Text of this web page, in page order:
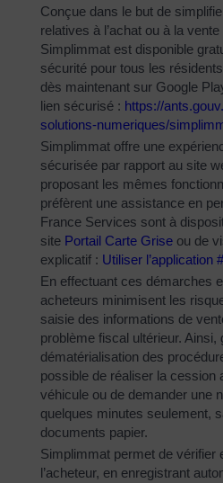
Conçue dans le but de
relatives à l’achat ou à la
Simplimmat est disponible
sécurité pour tous les
dès maintenant sur Google
lien sécurisé : https://
solutions-numeriques/
Simplimmat offre une
sécurisée par rapport au site
proposant les mêmes
préfèrent une assistance en
France Services sont à
site Portail Carte Grise ou de
explicatif : Utiliser l’application
En effectuant ces démarches
acheteurs minimisent les
saisie des informations de
problème fiscal ultérieur. Ainsi,
dématérialisation des
possible de réaliser la cession
véhicule ou de demander une
quelques minutes seulement,
documents papier.
Simplimmat permet de vérifier
l’acheteur, en enregistrant